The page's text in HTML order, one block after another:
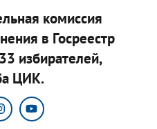
комиссия
в Госреестр
избирателей,
ЦИК.